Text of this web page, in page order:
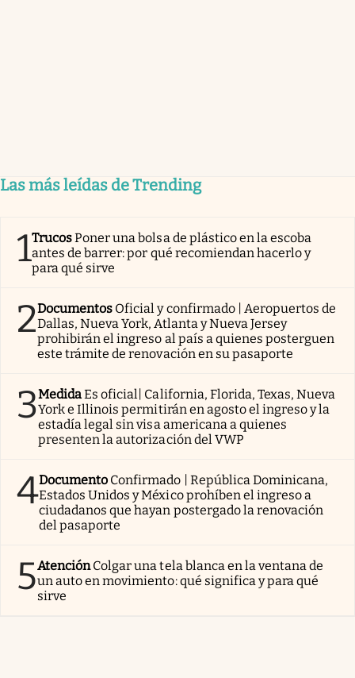
Las más leídas de Trending
1TrucosPoner una bolsa de plástico en la escoba
antes de barrer: por qué recomiendan hacerlo y
para qué sirve
2Documentos Oficial y confirmado | Aeropuertos de
Dallas, Nueva York, Atlanta y Nueva Jersey
prohibirán el ingreso al país a quienes posterguen
este trámite de renovación en su pasaporte
3MedidaEs oficial| California, Florida, Texas, Nueva
York e Illinois permitirán en agosto el ingreso y la
estadía legal sin visa americana a quienes
presenten la autorización del VWP
4Documento Confirmado | República Dominicana,
Estados Unidos y México prohíben el ingreso a
ciudadanos que hayan postergado la renovación
del pasaporte
5AtenciónColgar una tela blanca en la ventana de
un auto en movimiento: qué significa y para qué
sirve